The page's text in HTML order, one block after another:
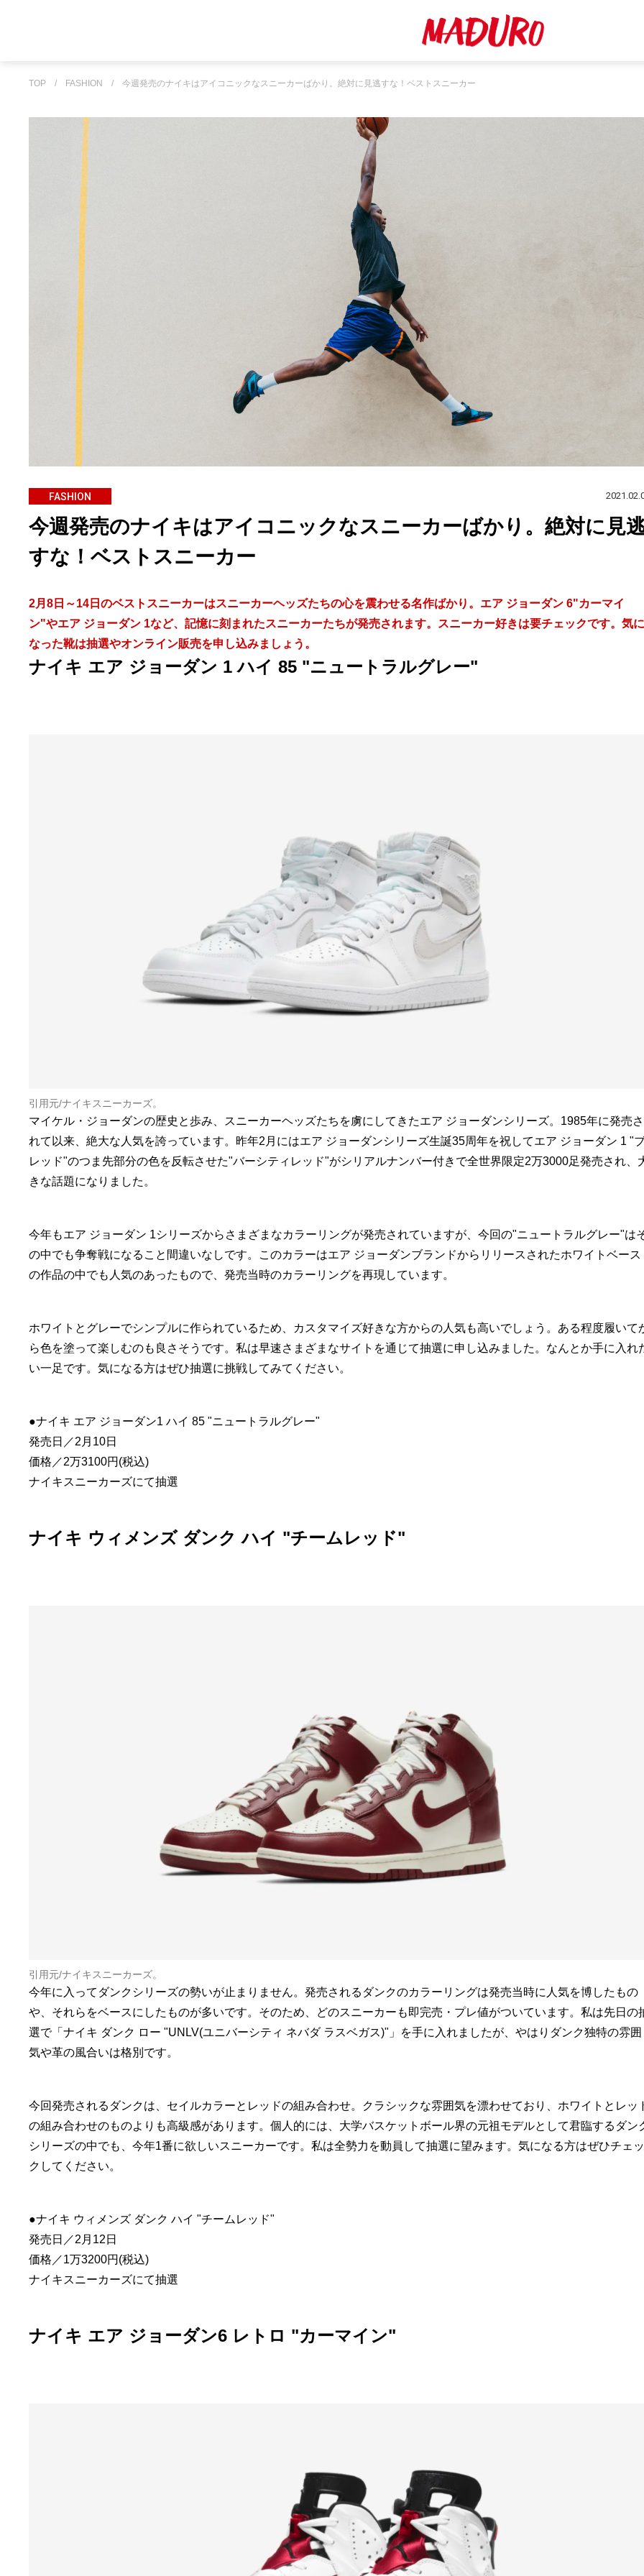
TOP / FASHION / 今週発売のナイキはアイコニックなスニーカーばかり。絶対に見逃すな！ベストスニーカー
FASHION
今週発売のナイキはアイコニックなスニーカーばかり。絶対に見
すな！ベストスニーカー
2月8日～14日のベストスニーカーはスニーカーヘッズたちの心を震わせる名作ばかり。エア ジョーダン 6"カーマイ
ン"やエア ジョーダン 1など、記憶に刻まれたスニーカーたちが発売されます。スニーカー好きは要チェックです。気に
なった靴は抽選やオンライン販売を申し込みましょう。
ナイキ エア ジョーダン 1 ハイ 85 "ニュートラルグレー"
引用元/ナイキスニーカーズ。
マイケル・ジョーダンの歴史と歩み、スニーカーヘッズたちを虜にしてきたエア ジョーダンシリーズ。1985年に発売さ
れて以来、絶大な人気を誇っています。昨年2月にはエア ジョーダンシリーズ生誕35周年を祝してエア ジョーダン 1 "
レッド"のつま先部分の色を反転させた"バーシティレッド"がシリアルナンバー付きで全世界限定2万3000足発売され、
きな話題になりました。
今年もエア ジョーダン 1シリーズからさまざまなカラーリングが発売されていますが、今回の"ニュートラルグレー"は
の中でも争奪戦になること間違いなしです。このカラーはエア ジョーダンブランドからリリースされたホワイトベース
の作品の中でも人気のあったもので、発売当時のカラーリングを再現しています。
ホワイトとグレーでシンプルに作られているため、カスタマイズ好きな方からの人気も高いでしょう。ある程度履いて
ら色を塗って楽しむのも良さそうです。私は早速さまざまなサイトを通じて抽選に申し込みました。なんとか手に入れ
い一足です。気になる方はぜひ抽選に挑戦してみてください。
●ナイキ エア ジョーダン1 ハイ 85 "ニュートラルグレー"
発売日／2月10日
価格／2万3100円(税込)
ナイキスニーカーズにて抽選
ナイキ ウィメンズ ダンク ハイ "チームレッド"
引用元/ナイキスニーカーズ。
今年に入ってダンクシリーズの勢いが止まりません。発売されるダンクのカラーリングは発売当時に人気を博したもの
や、それらをベースにしたものが多いです。そのため、どのスニーカーも即完売・プレ値がついています。私は先日の
選で「ナイキ ダンク ロー "UNLV(ユニバーシティ ネバダ ラスベガス)"」を手に入れましたが、やはりダンク独特の雰囲
気や革の風合いは格別です。
今回発売されるダンクは、セイルカラーとレッドの組み合わせ。クラシックな雰囲気を漂わせており、ホワイトとレッ
の組み合わせのものよりも高級感があります。個人的には、大学バスケットボール界の元祖モデルとして君臨するダン
シリーズの中でも、今年1番に欲しいスニーカーです。私は全勢力を動員して抽選に望みます。気になる方はぜひチェッ
クしてください。
●ナイキ ウィメンズ ダンク ハイ "チームレッド"
発売日／2月12日
価格／1万3200円(税込)
ナイキスニーカーズにて抽選
ナイキ エア ジョーダン6 レトロ "カーマイン"